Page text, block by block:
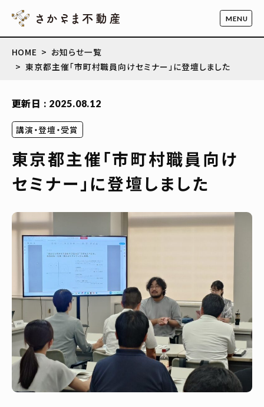
HOME
お知らせ一覧
東京都主催「市町村職員向けセミナー」に登壇しました
更新日 : 2025.08.12
講演・登壇・受賞
東京都主催「市町村職員向け
セミナー」に登壇しました